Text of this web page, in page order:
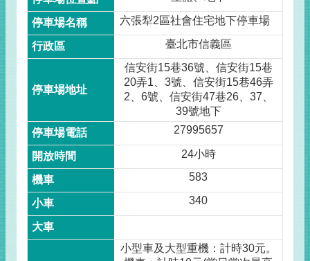
六張犁2區社會住宅地下停車場
臺北市信義區
信安街15巷36號、信安街15巷
20弄1、3號、信安街15巷46弄
2、6號、信安街47巷26、37、
39號地下
27995657
24小時
583
340
小型車及大型重機：計時30元。